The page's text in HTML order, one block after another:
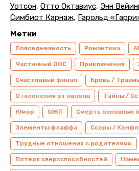
Уотсон, Отто Октавиус, Энн
Симбиот Карнаж, Гарольд
Метки
Повседневность Романтика
Частичный ООС Приключения
Счастливый финал Кровь /
Отклонения от канона Тайны /
Юмор ОЖП Смерть основных
Элементы флаффа Ссоры /
Трудные отношения с родителями
Потеря сверхспособностей